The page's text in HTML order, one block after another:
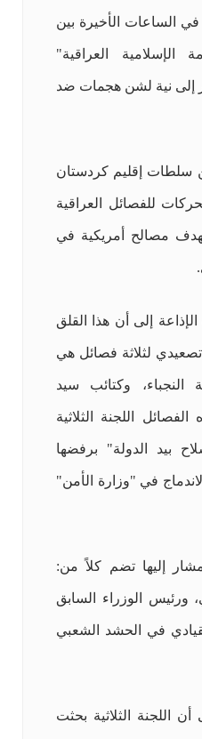
الساعات الأخيرة بين
الإسلامية العراقية"
إلى نية لشن هجمات ضد
سلطات إقليم كردستان
للفصائل العراقية
مصالح أمريكية في
إلى أن هذا القلق
لثلاثة فصائل هي
وكتائب سيد
اللجنة الثلاثية
بيد الدولة" برفضها
في "وزارة الأمن"
إليها تضم كلاً من:
ورئيس الوزراء السابق
في الحشد الشعبي
أن اللجنة الثلاثية بحثت